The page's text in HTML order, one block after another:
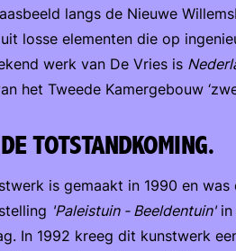
langs de Nieuwe
losse elementen die op
werk van De Vries is
het Tweede Kamergebouw
TOTSTANDKOMING.
is gemaakt in 1990 en
'Paleistuin - Beeldentuin'in
In 1992 kreeg dit kunstwerk